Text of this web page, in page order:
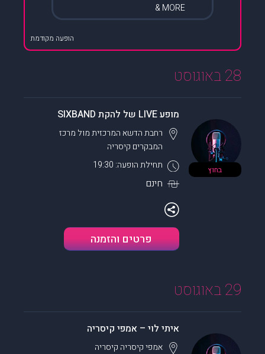
& MORE
הופעה מקודמת
28 באוגוסט
בחוץ
מופע LIVE של להקת SIXBAND
תחילת הופעה: 19:30
רחבת הדשא המרכזית מול מרכז
המבקרים קיסריה
חינם
פרטים והזמנה
29 באוגוסט
איתי לוי – אמפי קיסריה
אמפי קיסריה קיסריה